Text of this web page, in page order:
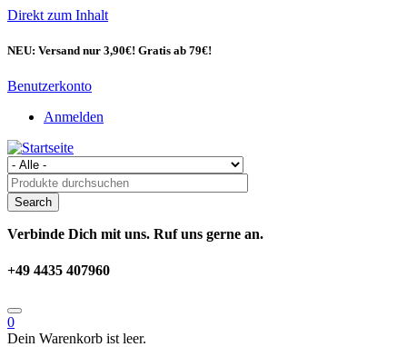
Direkt zum Inhalt
NEU: Versand nur 3,90€! Gratis ab 79€!
Benutzerkonto
Anmelden
Verbinde Dich mit uns. Ruf uns gerne an.
+49 4435 407960
0
Dein Warenkorb ist leer.